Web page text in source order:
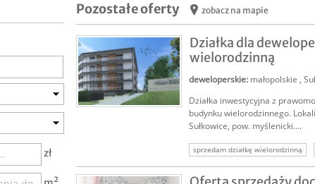
zł
Pozostałe oferty zobacz na mapie
Działka dla
wielorodzinną
deweloperskie: małopolskie ,
Działka inwestycyjna z
budynku wielorodzinnego.
Sułkowice, pow. myślenicki....
sprzedam działkę wielorodzinną
działka dewelopreska
grunt